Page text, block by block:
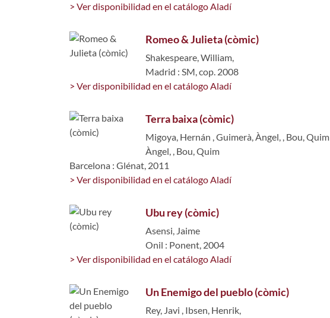
> Ver disponibilidad en el catálogo Aladí
Romeo & Julieta (còmic)
Shakespeare, William,
Madrid : SM, cop. 2008
> Ver disponibilidad en el catálogo Aladí
Terra baixa (còmic)
Migoya, Hernán ,Guimerà, Àngel, , Bou, Quim
Àngel, , Bou, Quim
Barcelona : Glénat, 2011
> Ver disponibilidad en el catálogo Aladí
Ubu rey (còmic)
Asensi, Jaime
Onil : Ponent, 2004
> Ver disponibilidad en el catálogo Aladí
Un Enemigo del pueblo (còmic)
Rey, Javi , Ibsen, Henrik,